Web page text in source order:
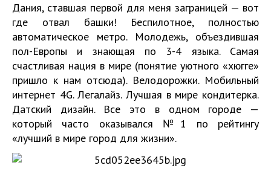
Дания, ставшая первой для меня заграницей — вот
где отвал башки! Беспилотное, полностью
автоматическое метро. Молодежь, объездившая
пол-Европы и знающая по 3-4 языка. Самая
счастливая нация в мире (понятие уютного «хюгге»
пришло к нам отсюда). Велодорожки. Мобильный
интернет 4G. Легалайз. Лучшая в мире кондитерка.
Датский дизайн. Все это в одном городе —
который часто оказывался №1 по рейтингу
«лучший в мире город для жизни».